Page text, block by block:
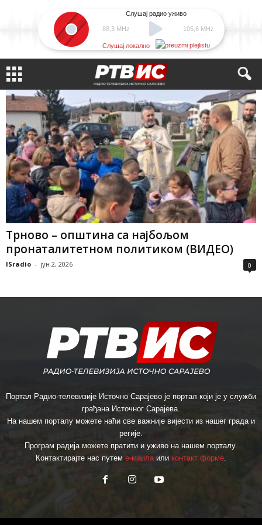
88,3 MHz
Слушај радио уживо
105,6 MHz
Слушај локално
Трново – општина са најбољом
пронаталитетном политиком (ВИДЕО)
ISradio - јун 2, 2026 0
Портал Радио-телевизије Источно Сарајево је портал који је у служби
грађана Источног Сарајева.
На нашем порталу можете наћи све важније вијести из нашег града и
регије.
Програм радија можете пратити и уживо на нашем порталу.
Контактирајте нас путем е-маилаили контакт форме.